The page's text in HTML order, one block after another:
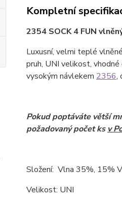
Kompletní
2354 SOCK 4 FUN
Luxusní, velmi teplé
pruh, UNI velikost, vhodné
vysokým návlekem 2356,
Pokud poptáváte větší
požadovaný počet ks v
Složení: Vlna 35%, 15%
Velikost: UNI